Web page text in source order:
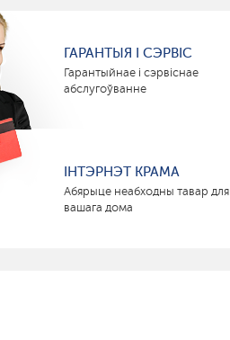
ГАРАНТЫЯ І СЭРВІС
Гарантыйнае і сэрвіснае
абслугоўванне
ІНТЭРНЭТ КРАМА
Абярыце неабходны тавар для
вашага дома